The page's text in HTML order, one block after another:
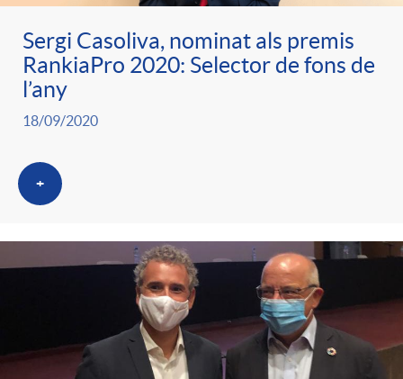
Sergi Casoliva, nominat als premis
RankiaPro 2020: Selector de fons de
l’any
18/09/2020
+